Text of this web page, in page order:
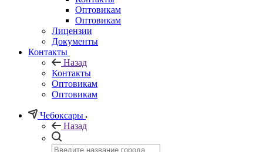
Оптовикам
Оптовикам
Лицензии
Документы
Контакты
Назад
Контакты
Оптовикам
Оптовикам
Чебоксары
Назад